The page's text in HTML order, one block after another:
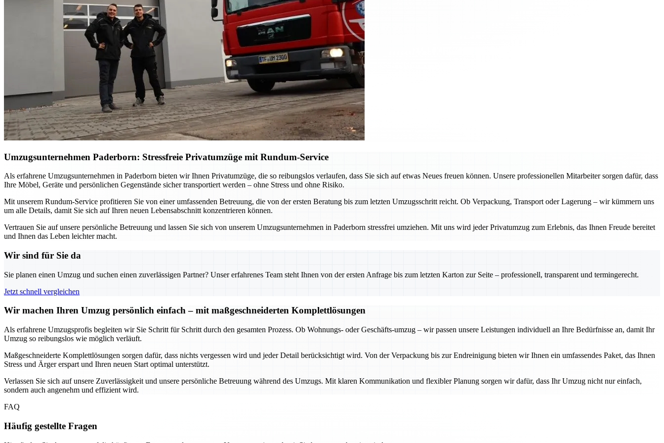
Umzugsunternehmen Paderborn: Stressfreie Privatumzüge mit Rundum-Service
Als erfahrene Umzugsunternehmen in Paderborn bieten wir Ihnen Privatumzüge, die so reibungslos verlaufen, dass Sie sich auf etwas Neues freuen können. Unsere professionellen Mitarbeiter sorgen dafür, dass
Ihre Möbel, Geräte und persönlichen Gegenstände sicher transportiert werden – ohne Stress und ohne Risiko.
Mit unserem Rundum-Service profitieren Sie von einer umfassenden Betreuung, die von der ersten Beratung bis zum letzten Umzugsschritt reicht. Ob Verpackung, Transport oder Lagerung – wir kümmern uns
um alle Details, damit Sie sich auf Ihren neuen Lebensabschnitt konzentrieren können.
Vertrauen Sie auf unsere persönliche Betreuung und lassen Sie sich von unserem Umzugsunternehmen in Paderborn stressfrei umziehen. Mit uns wird jeder Privatumzug zum Erlebnis, das Ihnen Freude bereitet
und Ihnen das Leben leichter macht.
Wir sind für Sie da
Sie planen einen Umzug und suchen einen zuverlässigen Partner? Unser erfahrenes Team steht Ihnen von der ersten Anfrage bis zum letzten Karton zur Seite – professionell, transparent und termingerecht.
Jetzt schnell vergleichen
Wir machen Ihren Umzug persönlich einfach – mit maßgeschneiderten Komplettlösungen
Als erfahrene Umzugsprofis begleiten wir Sie Schritt für Schritt durch den gesamten Prozess. Ob Wohnungs- oder Geschäfts-umzug – wir passen unsere Leistungen individuell an Ihre Bedürfnisse an, damit Ihr
Umzug so reibungslos wie möglich verläuft.
Maßgeschneiderte Komplettlösungen sorgen dafür, dass nichts vergessen wird und jeder Detail berücksichtigt wird. Von der Verpackung bis zur Endreinigung bieten wir Ihnen ein umfassendes Paket, das Ihnen
Stress und Ärger erspart und Ihren neuen Start optimal unterstützt.
Verlassen Sie sich auf unsere Zuverlässigkeit und unsere persönliche Betreuung während des Umzugs. Mit klaren Kommunikation und flexibler Planung sorgen wir dafür, dass Ihr Umzug nicht nur einfach,
sondern auch angenehm und effizient wird.
FAQ
Häufig gestellte Fragen